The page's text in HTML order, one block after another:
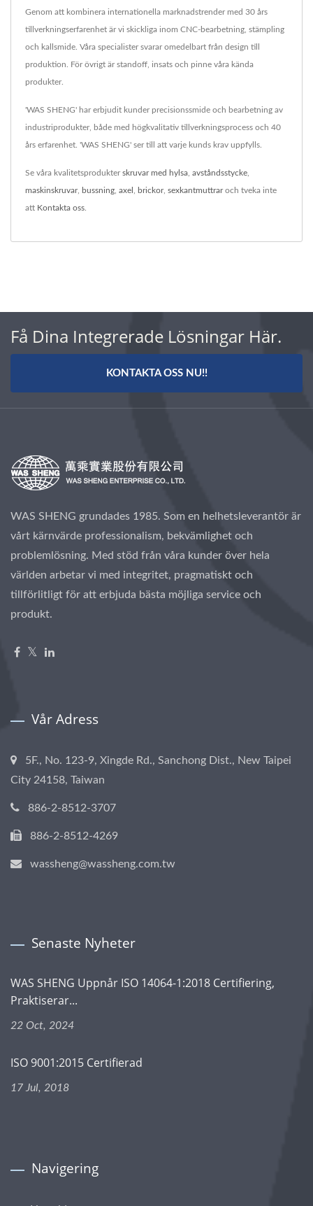
Genom att kombinera internationella marknadstrender med 30 års
tillverkningserfarenhet är vi skickliga inom CNC-bearbetning, stämpling
och kallsmide. Våra specialister svarar omedelbart från design till
produktion. För övrigt är standoff, insats och pinne våra kända
produkter.
'WAS SHENG' har erbjudit kunder precisionssmide och bearbetning av
industriprodukter, både med högkvalitativ tillverkningsprocess och 40
års erfarenhet. 'WAS SHENG' ser till att varje kunds krav uppfylls.
Se våra kvalitetsprodukterskruvar med hylsa avståndsstycke
maskinskruvar, bussning axel brickor, sexkantmuttraroch tveka inte
att Kontakta oss
Få Dina Integrerade Lösningar Här.
KONTAKTA OSS NU!!
WAS SHENG grundades 1985. Som en helhetsleverantör är
vårt kärnvärde professionalism, bekvämlighet och
problemlösning. Med stöd från våra kunder över hela
världen arbetar vi med integritet, pragmatiskt och
tillförlitligt för att erbjuda bästa möjliga service och
produkt.
Vår Adress
5F., No. 123-9, Xingde Rd., Sanchong Dist., New Taipei
City 24158, Taiwan
886-2-8512-3707
886-2-8512-4269
wassheng@wassheng.com.tw
Senaste Nyheter
WAS SHENG Uppnår ISO 14064-1:2018 Certifiering,
Praktiserar...
22 Oct, 2024
ISO 9001:2015 Certifierad
17 Jul, 2018
Navigering